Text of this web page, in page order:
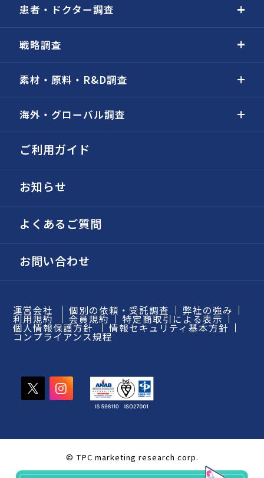
患者・ドクター調査
戦略調査
素材・原料・R&D調査
海外・グローバル調査
ご利用ガイド
お知らせ
よくあるご質問
お問い合わせ
運営会社 個別の依頼・受託調査 弊社の強み
利用規約 会員規約 特定商取引による表示
個人情報保護方針 情報セキュリティ基本方針
コンプライアンス規程
© TPC marketing research corp.